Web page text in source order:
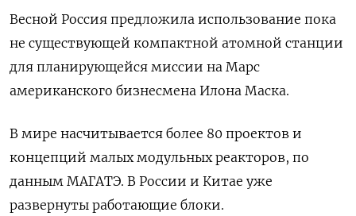
Весной Россия предложила использование пока
не существующей компактной атомной станции
для планирующейся миссии на Марс
американского бизнесмена Илона Маска.
В мире насчитывается более 80 проектов и
концепций малых модульных реакторов, по
данным МАГАТЭ. В России и Китае уже
развернуты работающие блоки.